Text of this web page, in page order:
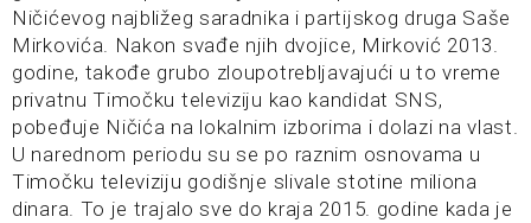
Ničićevog najbližeg saradnika i partijskog druga Saše
Mirkovića. Nakon svađe njih dvojice, Mirković 2013.
godine, takođe grubo zloupotrebljavajući u to vreme
privatnu Timočku televiziju kao kandidat SNS,
pobeđuje Ničića na lokalnim izborima i dolazi na vlast.
U narednom periodu su se po raznim osnovama u
Timočku televiziju godišnje slivale stotine miliona
dinara. To je trajalo sve do kraja 2015. godine kada je